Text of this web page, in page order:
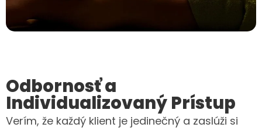
Odbornosť a
Individualizovaný Prístup
Verím, že každý klient je jedinečný a zaslúži si